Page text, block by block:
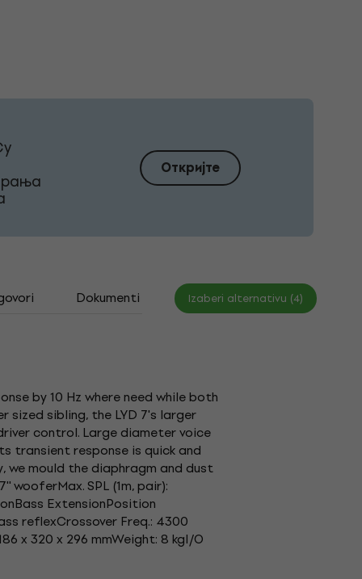
Откријте
Dokumenti Izaberi alternativu (4)
by 10 Hz where need while both
sized sibling, the LYD 7's larger
control. Large diameter voice
transient response is quick and
we mould the diaphragm and dust
SPL (1m, pair):
ExtensionPosition
reflexCrossover Freq.: 4300
x 320 x 296 mmWeight: 8 kgI/O